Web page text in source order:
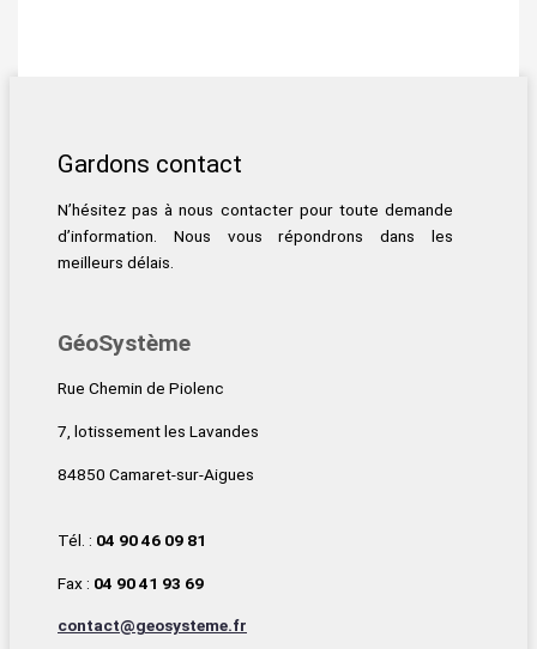
Gardons contact
N’hésitez pas à nous contacter pour toute demande
d’information. Nous vous répondrons dans les
meilleurs délais.
GéoSystème
Rue Chemin de Piolenc
7, lotissement les Lavandes
84850 Camaret-sur-Aigues
Tél. : 04 90 46 09 81
Fax : 04 90 41 93 69
contact@geosysteme.fr